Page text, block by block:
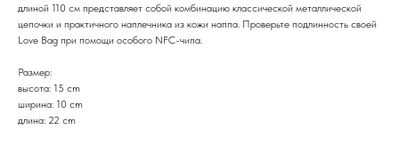
длиной 110 см представляет собой комбинацию классической металлической
цепочки и практичного наплечника из кожи наппа. Проверьте подлинность своей
Love Bag при помощи особого NFC-чипа.
Размер:
высота: 15 cm
ширина: 10 cm
длина: 22 cm